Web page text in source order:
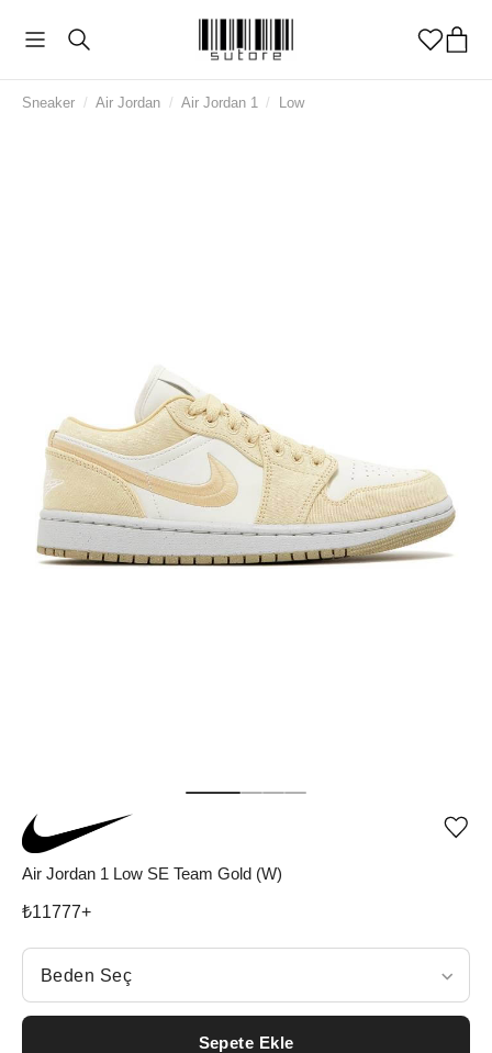
Sneaker / Air Jordan / Air Jordan 1 / Low
Air Jordan 1 Low SE Team Gold (W)
₺11777+
Beden Seç
Beden Seç
Sepete Ekle